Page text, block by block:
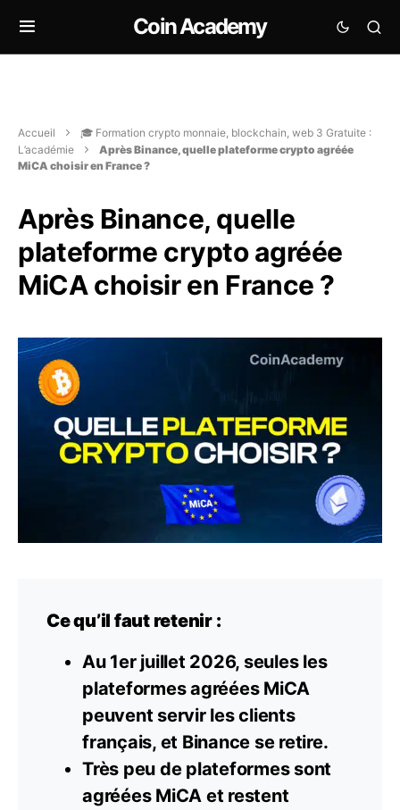
Coin Academy
Accueil
🎓 Formation crypto monnaie, blockchain, web 3 Gratuite :
L’académie
Après Binance, quelle plateforme crypto agréée
MiCA choisir en France ?
Après Binance, quelle
plateforme crypto agréée
MiCA choisir en France ?
Ce qu’il faut retenir :
Au 1er juillet 2026, seules les
plateformes agréées MiCA
peuvent servir les clients
français, et Binance se retire.
Très peu de plateformes sont
agréées MiCA et restent